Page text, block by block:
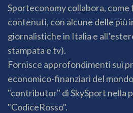
Sporteconomy collabora,
contenuti, con alcune delle più
giornalistiche in Italia e
stampata e tv).
Fornisce approfondimenti sui
economico-finanziari del
"contributor" di SkySport nella
"CodiceRosso".